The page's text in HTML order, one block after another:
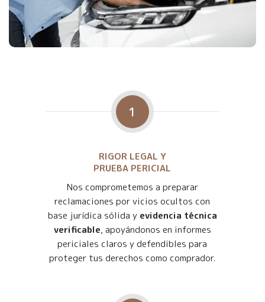
1
RIGOR LEGAL Y
PRUEBA PERICIAL
Nos comprometemos a preparar
reclamaciones por vicios ocultos con
base jurídica sólida y evidencia técnica
verificable, apoyándonos en informes
periciales claros y defendibles para
proteger tus derechos como comprador.